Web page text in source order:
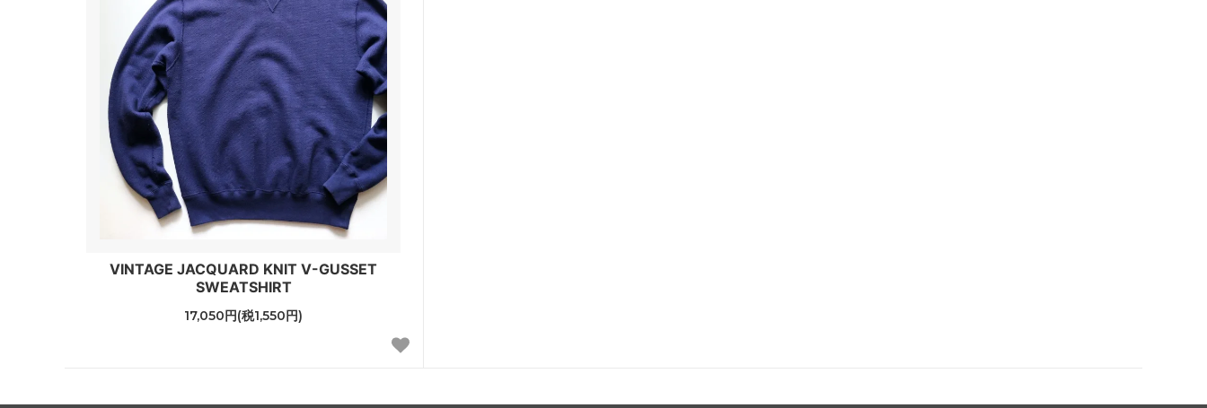
VINTAGE JACQUARD KNIT V-GUSSET
SWEATSHIRT
17,050円(税1,550円)